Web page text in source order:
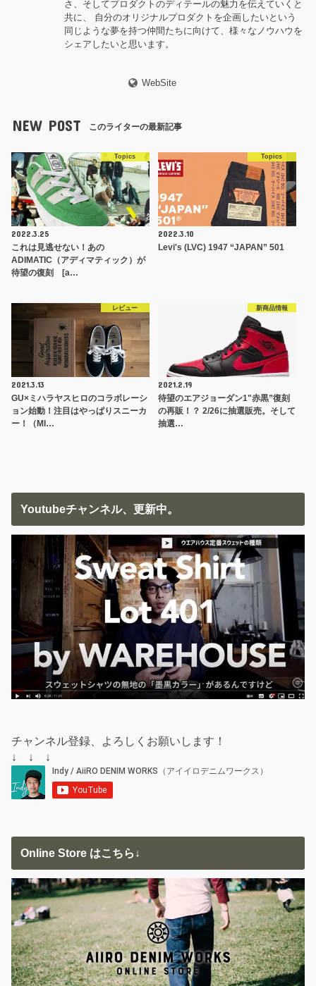
さ、そしてプロダクトのディテールの魅力を伝えていくと
共に、 自分のオリジナルプロダクトを企画したいという
同じような夢を持つ仲間たちに向けて、様々なノウハウを
シェアしたいと思います。
WebSite
NEW POST このライターの最新記事
Topics
2022.3.25
これは見逃せない！あの
ADIMATIC（アディマティック）が
待望の復刻 [a…
Topics
2022.3.10
Levi's (LVC) 1947 “JAPAN” 501
レビュー
2021.3.13
GU×ミハラヤスヒロのコラボレーシ
ョン始動！注目はやっぱりスニーカ
ー！（MI…
新商品情報
2021.2.19
待望のエアジョーダン1"赤黒”復刻
の再販！？ 2/26に抽選販売。そして
抽選…
Youtubeチャンネル、更新中。
チャンネル登録、よろしくお願いします！
↓ ↓ ↓
Online Store はこちら↓